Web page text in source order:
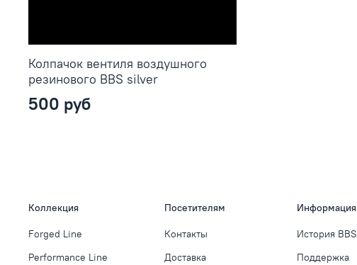
Колпачок вентиля воздушного
резинового BBS silver
500 руб
Коллекция
Forged Line
Performance Line
Посетителям
Контакты
Доставка
Информация
История BBS
Поддержка